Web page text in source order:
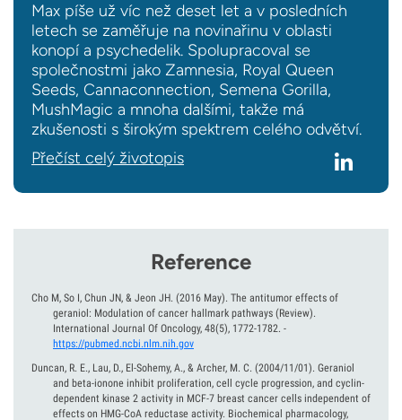
Max píše už víc než deset let a v posledních
letech se zaměřuje na novinařinu v oblasti
konopí a psychedelik. Spolupracoval se
společnostmi jako Zamnesia, Royal Queen
Seeds, Cannaconnection, Semena Gorilla,
MushMagic a mnoha dalšími, takže má
zkušenosti s širokým spektrem celého odvětví.
Přečíst celý životopis
Reference
Cho M, So I, Chun JN, & Jeon JH. (2016 May). The antitumor effects of
geraniol: Modulation of cancer hallmark pathways (Review).
International Journal Of Oncology, 48(5), 1772-1782. -
https://pubmed.ncbi.nlm.nih.gov
Duncan, R. E., Lau, D., El-Sohemy, A., & Archer, M. C. (2004/11/01). Geraniol
and beta-ionone inhibit proliferation, cell cycle progression, and cyclin-
dependent kinase 2 activity in MCF-7 breast cancer cells independent of
effects on HMG-CoA reductase activity. Biochemical pharmacology,